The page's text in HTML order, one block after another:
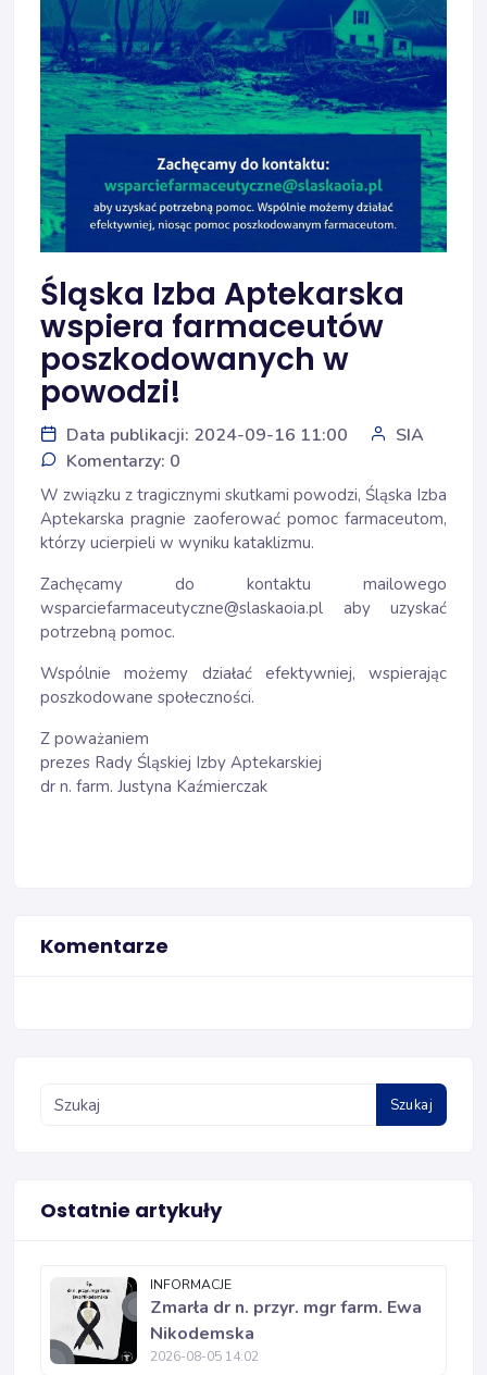
Śląska Izba Aptekarska
wspiera farmaceutów
poszkodowanych w
powodzi!
Data publikacji: 2024-09-16 11:00
SIA
Komentarzy: 0
W związku z tragicznymi skutkami powodzi, Śląska Izba
Aptekarska pragnie zaoferować pomoc farmaceutom,
którzy ucierpieli w wyniku kataklizmu.
Zachęcamy do kontaktu mailowego
wsparciefarmaceutyczne@slaskaoia.pl aby uzyskać
potrzebną pomoc.
Wspólnie możemy działać efektywniej, wspierając
poszkodowane społeczności.
Z poważaniem
prezes Rady Śląskiej Izby Aptekarskiej
dr n. farm. Justyna Kaźmierczak
Komentarze
Szukaj
Ostatnie artykuły
INFORMACJE
Zmarła dr n. przyr. mgr farm. Ewa
Nikodemska
2026-08-05 14:02